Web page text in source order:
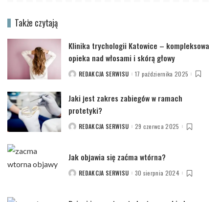
Także czytają
Klinika trychologii Katowice – kompleksowa
opieka nad włosami i skórą głowy
POSTEDREDAKCJA SERWISU 17 października 2025
Jaki jest zakres zabiegów w ramach
protetyki?
POSTEDREDAKCJA SERWISU 29 czerwca 2025
Jak objawia się zaćma wtórna?
POSTEDREDAKCJA SERWISU 30 sierpnia 2024